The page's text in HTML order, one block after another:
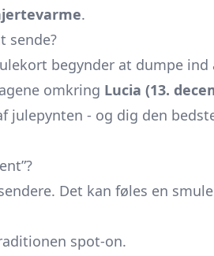
.
sende?
begynder at dumpe ind
omkring Lucia (13.
- og dig den
Det kan føles en
spot-on.